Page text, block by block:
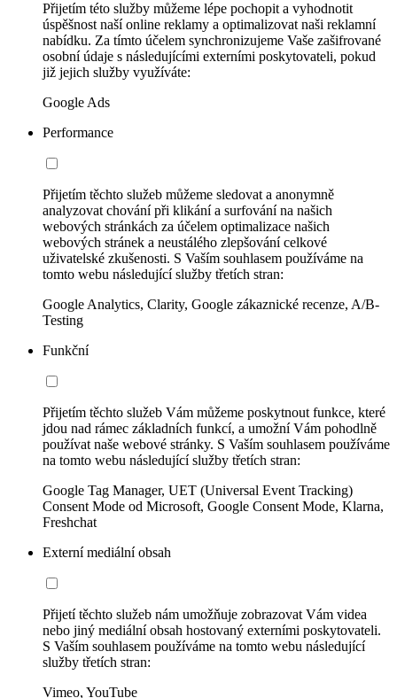
Přijetím této služby můžeme lépe pochopit a vyhodnotit
úspěšnost naší online reklamy a optimalizovat naši reklamní
nabídku. Za tímto účelem synchronizujeme Vaše zašifrované
osobní údaje s následujícími externími poskytovateli, pokud
již jejich služby využíváte:
Google Ads
Performance
Přijetím těchto služeb můžeme sledovat a anonymně
analyzovat chování při klikání a surfování na našich
webových stránkách za účelem optimalizace našich
webových stránek a neustálého zlepšování celkové
uživatelské zkušenosti. S Vaším souhlasem používáme na
tomto webu následující služby třetích stran:
Google Analytics, Clarity, Google zákaznické recenze, A/B-
Testing
Funkční
Přijetím těchto služeb Vám můžeme poskytnout funkce, které
jdou nad rámec základních funkcí, a umožní Vám pohodlně
používat naše webové stránky. S Vaším souhlasem používáme
na tomto webu následující služby třetích stran:
Google Tag Manager, UET (Universal Event Tracking)
Consent Mode od Microsoft, Google Consent Mode, Klarna,
Freshchat
Externí mediální obsah
Přijetí těchto služeb nám umožňuje zobrazovat Vám videa
nebo jiný mediální obsah hostovaný externími poskytovateli.
S Vaším souhlasem používáme na tomto webu následující
služby třetích stran:
Vimeo, YouTube